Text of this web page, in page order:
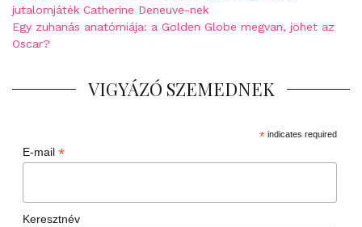
jutalomjáték Catherine Deneuve-nek
Egy zuhanás anatómiája: a Golden Globe megvan, jöhet az
Oscar?
VIGYÁZÓ SZEMEDNEK
*indicates required
E-mail *
Keresztnév